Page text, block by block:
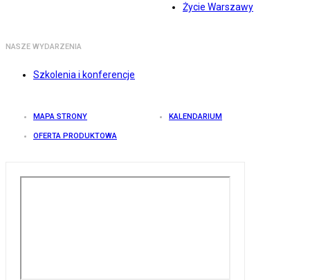
Życie Warszawy
NASZE WYDARZENIA
Szkolenia i konferencje
MAPA STRONY KALENDARIUM
OFERTA PRODUKTOWA